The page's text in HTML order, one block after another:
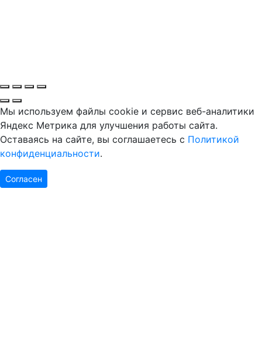
Мы используем файлы cookie и сервис веб-аналитики
Яндекс Метрика для улучшения работы сайта.
Оставаясь на сайте, вы соглашаетесь с Политикой
конфиденциальности.
Согласен